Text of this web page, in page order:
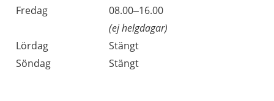
Fredag
08.00–16.00
(ej helgdagar)
Lördag
Stängt
Söndag
Stängt